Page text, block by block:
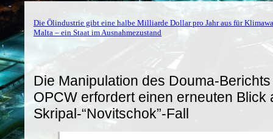
Die Ölindustrie gibt eine halbe Milliarde Dollar pro Jahr aus für
Malta – ein Staat im Ausnahmezustand
Die Manipulation des Douma-
OPCW erfordert einen erneuten Blick
Skripal-“Novitschok”-Fall